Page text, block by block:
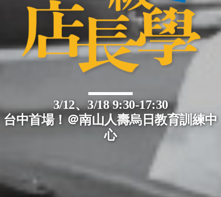
3/12、3/18 9:30-17:30
台中首場！＠南山人壽烏日教育訓練中
心